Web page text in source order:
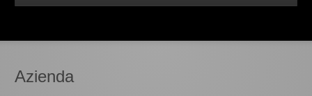
Azienda